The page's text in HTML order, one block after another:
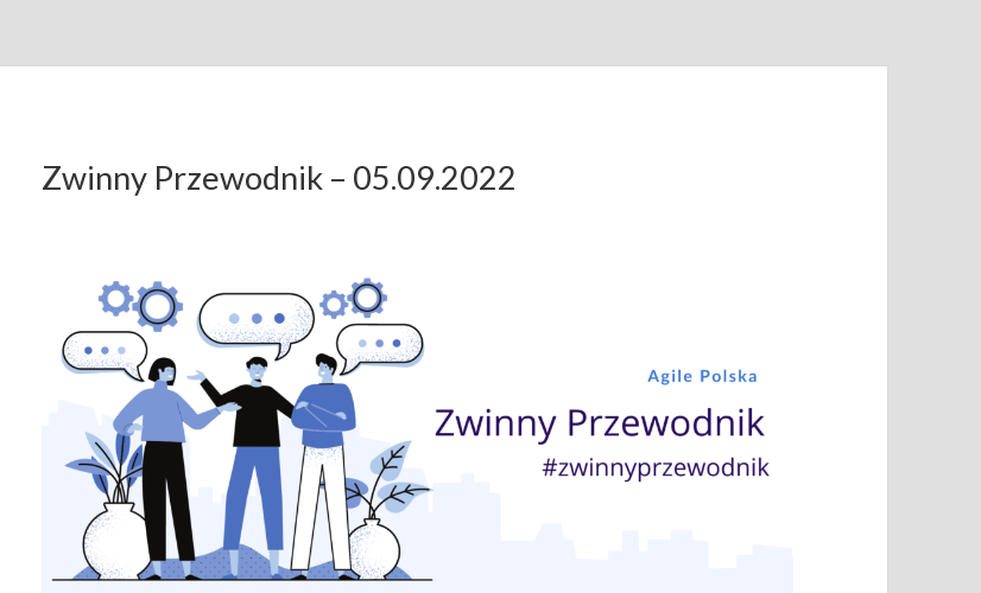
Zwinny Przewodnik – 05.09.2022